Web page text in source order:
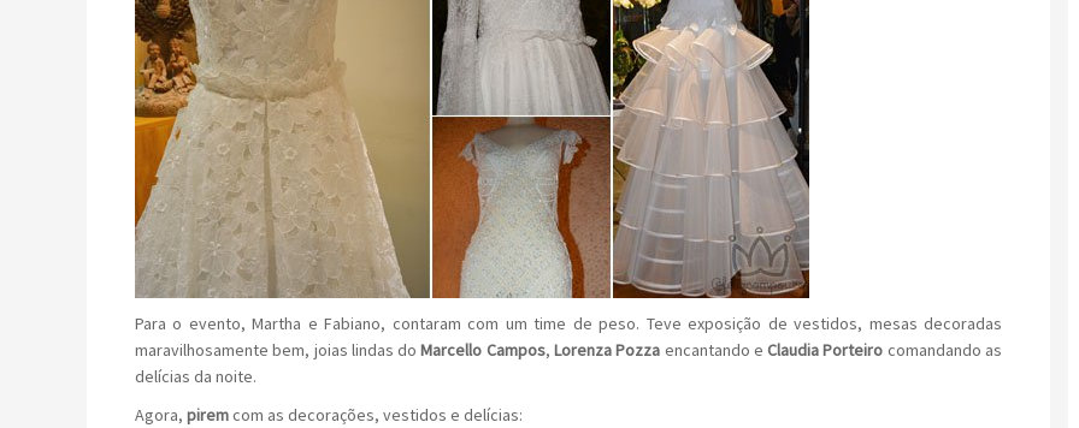
Para o evento, Martha e Fabiano, contaram com um time de peso. Teve exposição de vestidos, mesas decoradas
maravilhosamente bem, joias lindas doMarcello Campos,Lorenza Pozza encantando eClaudia Porteiro comandando as
delícias da noite.
Agora, piremcom as decorações, vestidos e delícias: